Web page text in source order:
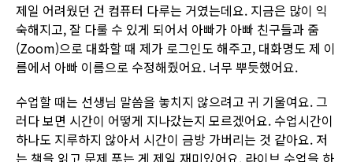
제일 어려웠던 건 컴퓨터 다루는 거였는데요. 지금은 많이 익
숙해지고, 잘 다룰 수 있게 되어서 아빠가 아빠 친구들과 줌
(Zoom)으로 대화할 때 제가 로그인도 해주고, 대화명도 제 이
름에서 아빠 이름으로 수정해줬어요. 너무 뿌듯했어요.
수업할 때는 선생님 말씀을 놓치지 않으려고 귀 기울여요. 그
러다 보면 시간이 어떻게 지나갔는지 모르겠어요. 수업시간이
하나도 지루하지 않아서 시간이 금방 가버리는 것 같아요. 저